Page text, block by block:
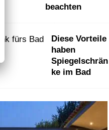
beachten
Diese Vorteile
haben
Spiegelschrän
ke im Bad